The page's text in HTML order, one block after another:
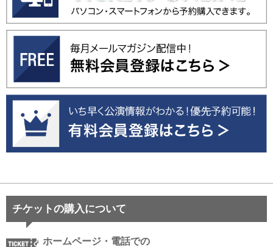
チケットの購入について
ホームページ・電話での